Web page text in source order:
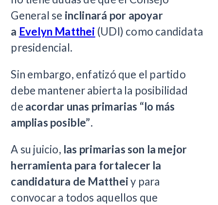
General se inclinará por apoyar
a Evelyn Matthei (UDI) como candidata
presidencial.
Sin embargo, enfatizó que el partido
debe mantener abierta la posibilidad
de acordar unas primarias “lo más
amplias posible”.
A su juicio, las primarias son la mejor
herramienta para fortalecer la
candidatura de Mattheiy para
convocar a todos aquellos que